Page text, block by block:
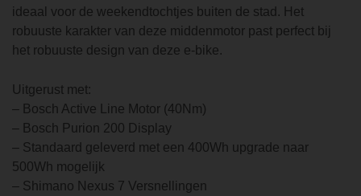
ideaal voor de weekendtochtjes buiten de stad. Het
robuuste karakter van deze middenmotor past perfect bij
het robuuste design van deze e-bike.
Uitgerust met:
– Bosch Active Line Motor (40Nm)
– Bosch Purion 200 Display
– Standaard geleverd met een 400Wh upgrade naar
500Wh mogelijk
– Shimano Nexus 7 Versnellingen